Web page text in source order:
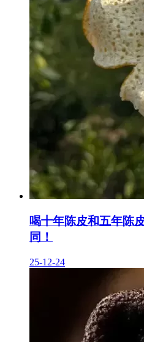
喝十年陈皮和五年陈
同！
25-12-24